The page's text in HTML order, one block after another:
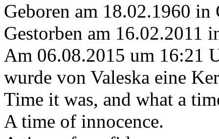
Geboren am 18.02.1960 in
Gestorben am 16.02.2011
Am 06.08.2015 um 16:21
wurde von Valeska eine
Time it was, and what a
A time of innocence.